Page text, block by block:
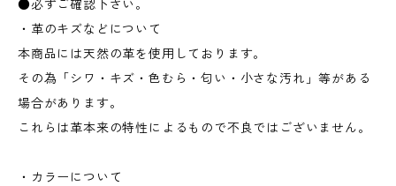
●必ずご確認下さい。
・革のキズなどについて
本商品には天然の革を使用しております。
その為「シワ・キズ・色むら・匂い・小さな汚れ」等がある
場合があります。
これらは革本来の特性によるもので不良ではございません。
・カラーについて